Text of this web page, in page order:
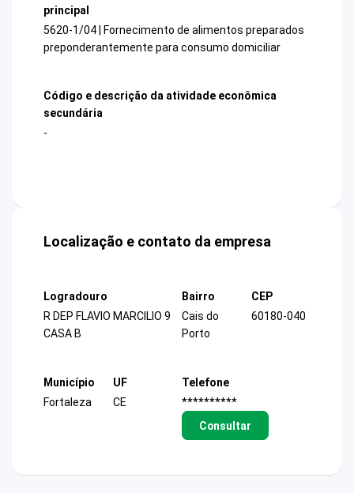
principal
5620-1/04 | Fornecimento de alimentos preparados
preponderantemente para consumo domiciliar
Código e descrição da atividade econômica
secundária
-
Localização e contato da empresa
Logradouro
R DEP FLAVIO MARCILIO 9
CASA B
Bairro
Cais do
Porto
CEP
60180-040
Município
Fortaleza
UF
CE
Telefone
**********
Consultar